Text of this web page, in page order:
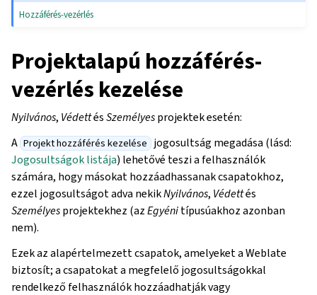
Hozzáférés-vezérlés
Projektalapú hozzáférés-
vezérlés kezelése
Nyilvános, VédettésSzemélyesprojektek esetén:
A Projekt hozzáférés kezelése jogosultság megadása (lásd:
Jogosultságok listája) lehetővé teszi a felhasználók
számára, hogy másokat hozzáadhassanak csapatokhoz,
ezzel jogosultságot adva nekikNyilvános, Védettés
Személyesprojektekhez (azEgyénitípusúakhoz azonban
nem).
Ezek az alapértelmezett csapatok, amelyeket a Weblate
biztosít; a csapatokat a megfelelő jogosultságokkal
rendelkező felhasználók hozzáadhatják vagy